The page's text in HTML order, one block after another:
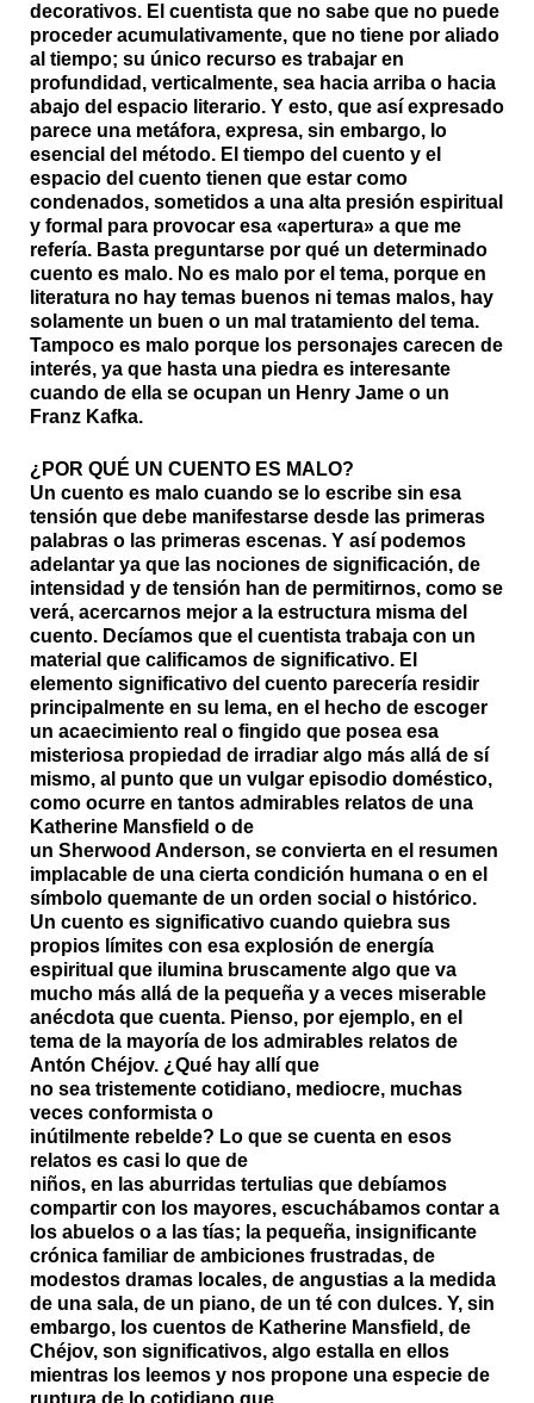
decorativos. El cuentista que no sabe que no puede
proceder acumulativamente, que no tiene por aliado
al tiempo; su único recurso es trabajar en
profundidad, verticalmente, sea hacia arriba o hacia
abajo del espacio literario. Y esto, que así expresado
parece una metáfora, expresa, sin embargo, lo
esencial del método. El tiempo del cuento y el
espacio del cuento tienen que estar como
condenados, sometidos a una alta presión espiritual
y formal para provocar esa «apertura» a que me
refería. Basta preguntarse por qué un determinado
cuento es malo. No es malo por el tema, porque en
literatura no hay temas buenos ni temas malos, hay
solamente un buen o un mal tratamiento del tema.
Tampoco es malo porque los personajes carecen de
interés, ya que hasta una piedra es interesante
cuando de ella se ocupan un Henry Jame o un
Franz Kafka.
¿POR QUÉ UN CUENTO ES MALO?
Un cuento es malo cuando se lo escribe sin esa
tensión que debe manifestarse desde las primeras
palabras o las primeras escenas. Y así podemos
adelantar ya que las nociones de significación, de
intensidad y de tensión han de permitirnos, como se
verá, acercarnos mejor a la estructura misma del
cuento. Decíamos que el cuentista trabaja con un
material que calificamos de significativo. El
elemento significativo del cuento parecería residir
principalmente en su lema, en el hecho de escoger
un acaecimiento real o fingido que posea esa
misteriosa propiedad de irradiar algo más allá de sí
mismo, al punto que un vulgar episodio doméstico,
como ocurre en tantos admirables relatos de una
Katherine Mansfield o de
un Sherwood Anderson, se convierta en el resumen
implacable de una cierta condición humana o en el
símbolo quemante de un orden social o histórico.
Un cuento es significativo cuando quiebra sus
propios límites con esa explosión de energía
espiritual que ilumina bruscamente algo que va
mucho más allá de la pequeña y a veces miserable
anécdota que cuenta. Pienso, por ejemplo, en el
tema de la mayoría de los admirables relatos de
Antón Chéjov. ¿Qué hay allí que
no sea tristemente cotidiano, mediocre, muchas
veces conformista o
inútilmente rebelde? Lo que se cuenta en esos
relatos es casi lo que de
niños, en las aburridas tertulias que debíamos
compartir con los mayores, escuchábamos contar a
los abuelos o a las tías; la pequeña, insignificante
crónica familiar de ambiciones frustradas, de
modestos dramas locales, de angustias a la medida
de una sala, de un piano, de un té con dulces. Y, sin
embargo, los cuentos de Katherine Mansfield, de
Chéjov, son significativos, algo estalla en ellos
mientras los leemos y nos propone una especie de